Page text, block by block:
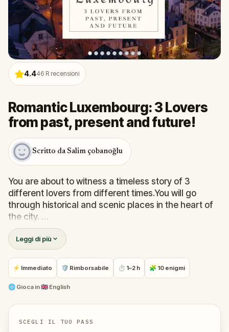
4.446 R recensioni
Romantic Luxembourg: 3 Lovers
from past, present and future!
Scritto da Salim çobanoğlu
You are about to witness a timeless story of 3
different lovers from different times.You will go
through historical and scenic places in the heart of
the city.
Great views, fine squares, beautiful old streets will
surround you.There are puzzles to be solved and
you are granted with a power; the visions… This will
help you to reveal the mystery.
Leggi di più
⚡ Immediato 🛡 Rimborsabile ⏱ 1–2 h 🧩 10 enigmi
🌐 Gioca in🇬🇧 English
SCEGLI IL TUO PASS